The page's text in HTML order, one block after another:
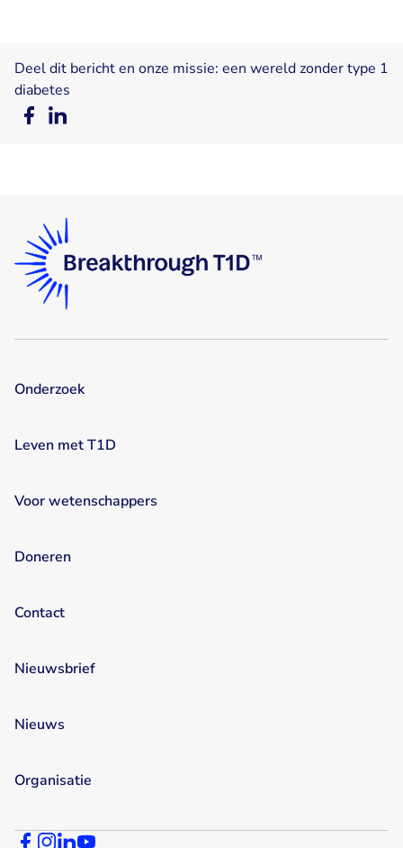
Deel dit bericht en onze missie: een wereld zonder type 1
diabetes
DeelDeel
Onderzoek
Leven met T1D
Voor wetenschappers
Doneren
Contact
Nieuwsbrief
Nieuws
Organisatie